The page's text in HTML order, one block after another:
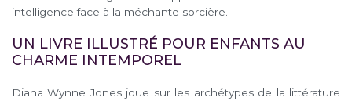
intelligence face à la méchante sorcière.
UN LIVRE ILLUSTRÉ POUR ENFANTS AU
CHARME INTEMPOREL
Diana Wynne Jones joue sur les archétypes de la littérature